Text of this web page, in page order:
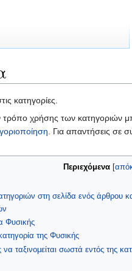
κατηγορίες.
τρόπο χρήσης των κατηγοριών
. Για απαντήσεις σε
Περιεχόμενα[
στη σελίδα ενός άρθρου
Φυσικής
της Φυσικής
ταξινομείται σωστά εντός της